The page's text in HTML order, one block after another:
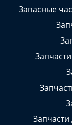
Запасные